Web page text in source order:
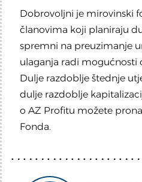
Dobrovoljni je mirovinski
članovima koji planiraju
spremni na preuzimanje
ulaganja radi mogućnosti
Dulje razdoblje štednje
dulje razdoblje
o AZ Profitu možete
Fonda.